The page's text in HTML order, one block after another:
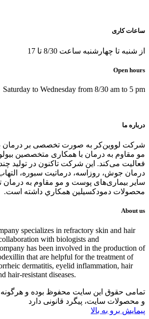
ساعات کاری
از شنبه تا چهارشنبه ساعت 8/30 تا 17
Open hours
Saturday to Wednesday from 8/30 am to 5 pm
درباره ما
شرکت لووین‌کر به صورت تخصصی بر درمان
مو مقاوم به درمان با همکاری متخصصین
فعالیت می‌کند. این شرکت تاکنون در توليد
درمان جوش، روزاسه، درماتيت سبوره،
سایر بیماری‌های پوست و مو مقاوم به درمان
محصولات دمودکسیلین همكاري داشته است.
About us
specializes in refractory skin and hair
with biologists and
has been involved in the production of
that are helpful for the treatment of
dermatitis, eyelid inflammation, hair
hair-resistant diseases.
تمامی حقوق این سایت محفوظ بوده و هرگونه
و محصولات سایت، پیگرد قانونی دارد
پیمایش برو به بالا